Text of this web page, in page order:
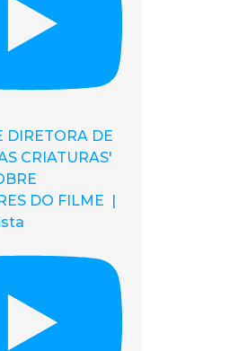
DIRETORA DE
CRIATURAS'
DO FILME |